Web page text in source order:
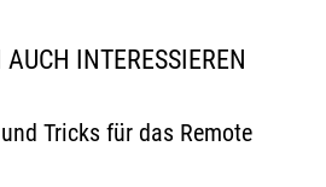
INTERESSIEREN
Tricks für das Remote